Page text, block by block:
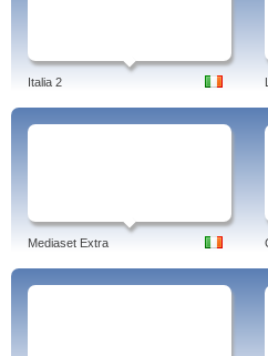
Italia 2
Mediaset Extra